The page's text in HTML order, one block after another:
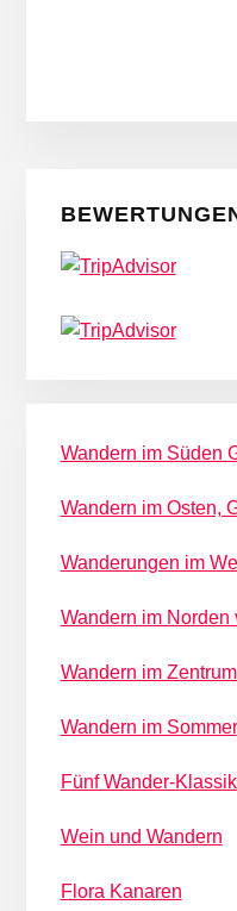
Wandern im Süden
Wandern im Osten,
Wanderungen im
Wandern im Norden
Wandern im
Wandern im Sommer
Fünf Wander-
Wein und Wandern
Flora Kanaren